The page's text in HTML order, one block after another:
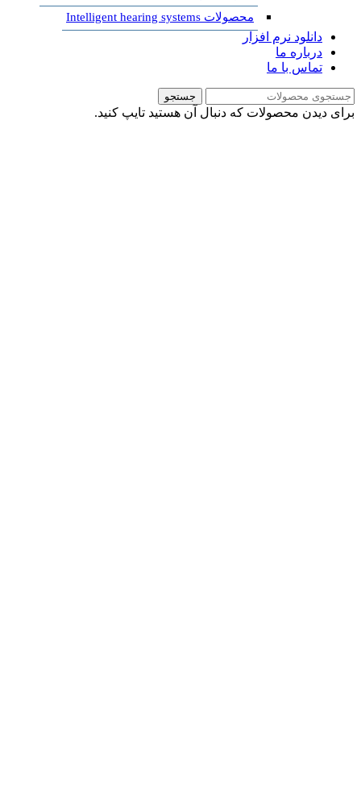
محصولات Intelligent hearing systems
دانلود نرم افزار
درباره ما
تماس با ما
جستجو
برای دیدن محصولات که دنبال آن هستید تایپ کنید.